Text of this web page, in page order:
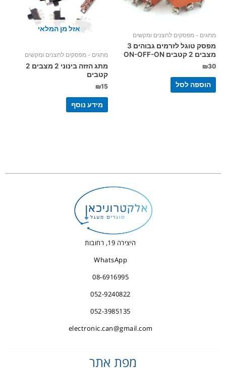
מתגים - מפסקים לחצנים ומקשים
מפסק טוגל לזרמים גבוהים 3
מצבים 2 קטבים ON-OFF-ON
₪30
הוספה לסל
אזל מן המלאי
מתגים - מפסקים לחצנים ומקשים
מתג הזזה בינוני 2 מצבים 2
קטבים
₪15
מידע נוסף
היצירה 19, רחובות
WhatsApp
08-6916995
052-9240822
052-3985135
electronic.can@gmail.com
מפת אתר